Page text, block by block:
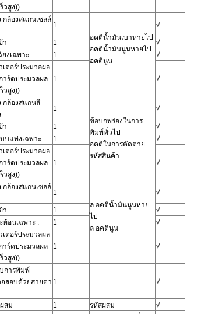
วสูง))
กล้องสแกนเซลล์
1
อคติน้ำมันเบาหายไป
อคติน้ำมันนูนหายไป
อคตินูน
√
า 1
√
ยงเฉพาะ . 1
√
เตอร์ประมวลผล
าร์ดประมวลผล
วสูง))
1 √
กล้องสแกนสี
1
ข้อบกพร่องในการ
พิมพ์ทั่วไป
อคติในการตัดตาย
รหัสสินค้า
√
า 1
√
บแท่งเฉพาะ . 1
√
เตอร์ประมวลผล
าร์ดประมวลผล
วสูง))
1 √
กล้องสแกนเซลล์
1
ล อคติน้ำมันนูนหาย
ไป
ล อคตินูน
√
า 1
√
ท้อนเฉพาะ . 1
√
เตอร์ประมวลผล
าร์ดประมวลผล
วสูง))
1 √
การพิมพ์
สอบด้วยสายตา 1 √
สม 1 รหัสผสม √